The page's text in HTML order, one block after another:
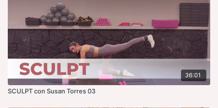
36:01
SCULPT con Susan Torres 03